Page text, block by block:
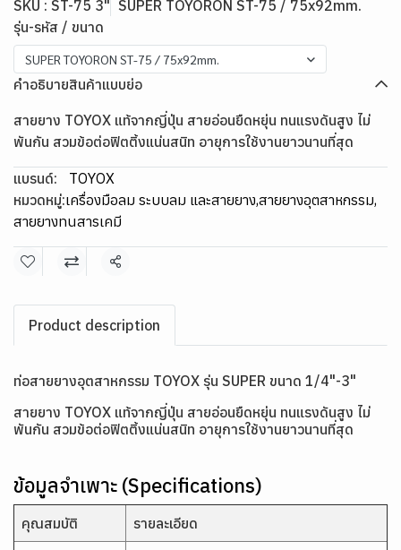
SKU : ST-75 3" SUPER TOYORON ST-75 / 75x92mm.
รุ่น-รหัส / ขนาด
SUPER TOYORON ST-75 / 75x92mm.
คำอธิบายสินค้าแบบย่อ
สายยาง TOYOX แท้จากญี่ปุ่น สายอ่อนยืดหยุ่น ทนแรงดันสูง ไม่
พันกัน สวมข้อต่อฟิตติ้งแน่นสนิท อายุการใช้งานยาวนานที่สุด
แบรนด์:
TOYOX
หมวดหมู่:เครื่องมือลม ระบบลม และสายยาง,สายยางอุตสาหกรรม,
สายยางทนสารเคมี
แชร์
Product description
ท่อสายยางอุตสาหกรรม TOYOX รุ่น SUPER ขนาด 1/4"-3"
สายยาง TOYOX แท้จากญี่ปุ่น สายอ่อนยืดหยุ่น ทนแรงดันสูง ไม่
พันกัน สวมข้อต่อฟิตติ้งแน่นสนิท อายุการใช้งานยาวนานที่สุด
ข้อมูลจำเพาะ (Specifications)
คุณสมบัติ รายละเอียด